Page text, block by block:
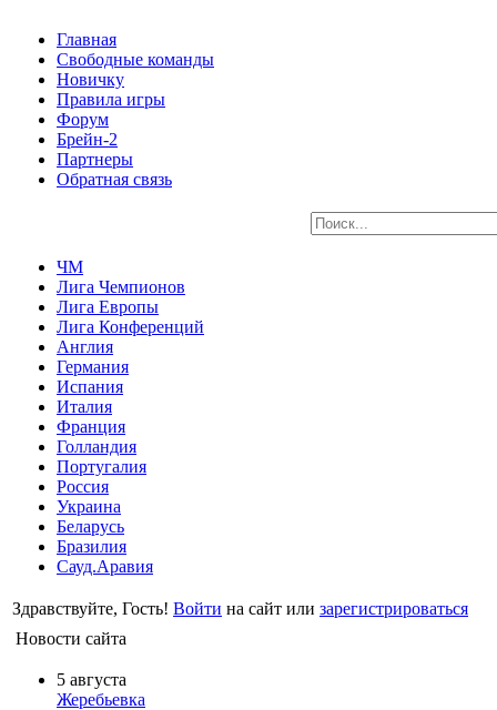
Главная
Свободные команды
Новичку
Правила игры
Форум
Брейн-2
Партнеры
Обратная связь
ЧМ
Лига Чемпионов
Лига Европы
Лига Конференций
Англия
Германия
Испания
Италия
Франция
Голландия
Португалия
Россия
Украина
Беларусь
Бразилия
Сауд.Аравия
Здравствуйте, Гость! Войти на сайт или зарегистрироваться
Новости сайта
5 августа
Жеребьевка